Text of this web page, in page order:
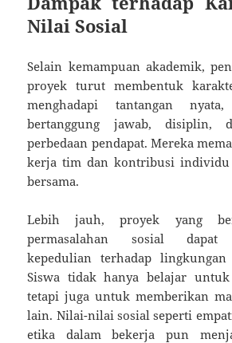
Nilai Sosial
Selain kemampuan akademik,
proyek turut membentuk
menghadapi tantangan
bertanggung jawab, disiplin,
perbedaan pendapat. Mereka
kerja tim dan kontribusi individu
bersama.
Lebih jauh, proyek yang
permasalahan sosial dapat
kepedulian terhadap
Siswa tidak hanya belajar
tetapi juga untuk memberikan
lain. Nilai-nilai sosial seperti
etika dalam bekerja pun